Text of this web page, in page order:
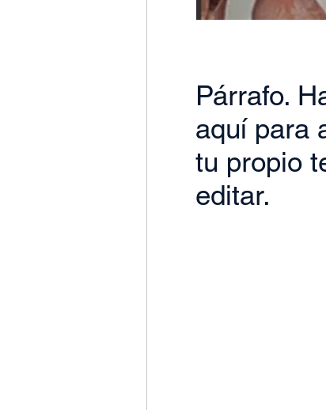
Párrafo.
aquí para
tu propio
editar.